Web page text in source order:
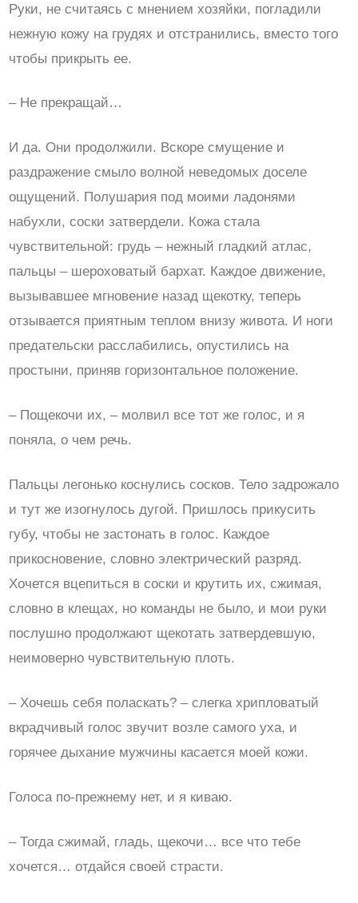
Руки, не считаясь с мнением хозяйки, погладили
нежную кожу на грудях и отстранились, вместо того
чтобы прикрыть ее.
– Не прекращай…
И да. Они продолжили. Вскоре смущение и
раздражение смыло волной неведомых доселе
ощущений. Полушария под моими ладонями
набухли, соски затвердели. Кожа стала
чувствительной: грудь – нежный гладкий атлас,
пальцы – шероховатый бархат. Каждое движение,
вызывавшее мгновение назад щекотку, теперь
отзывается приятным теплом внизу живота. И ноги
предательски расслабились, опустились на
простыни, приняв горизонтальное положение.
– Пощекочи их, – молвил все тот же голос, и я
поняла, о чем речь.
Пальцы легонько коснулись сосков. Тело задрожало
и тут же изогнулось дугой. Пришлось прикусить
губу, чтобы не застонать в голос. Каждое
прикосновение, словно электрический разряд.
Хочется вцепиться в соски и крутить их, сжимая,
словно в клещах, но команды не было, и мои руки
послушно продолжают щекотать затвердевшую,
неимоверно чувствительную плоть.
– Хочешь себя поласкать? – слегка хрипловатый
вкрадчивый голос звучит возле самого уха, и
горячее дыхание мужчины касается моей кожи.
Голоса по-прежнему нет, и я киваю.
– Тогда сжимай, гладь, щекочи… все что тебе
хочется… отдайся своей страсти.